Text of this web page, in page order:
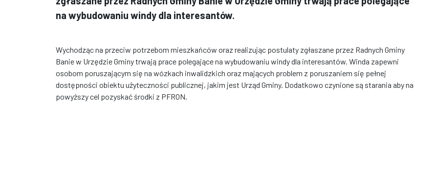
na wybudowaniu windy dla interesantów.
Wychodząc na przeciw potrzebom mieszkańców oraz realizując postulaty zgłaszane przez Radnych Gminy
Banie w Urzędzie Gminy trwają prace polegające na wybudowaniu windy dla interesantów. Winda zapewni
osobom poruszającym się na wózkach inwalidzkich oraz mających problem z poruszaniem się pełnej
dostępności obiektu użyteczności publicznej, jakim jest Urząd Gminy. Dodatkowo czynione są starania aby na
powyższy cel pozyskać środki z PFRON.